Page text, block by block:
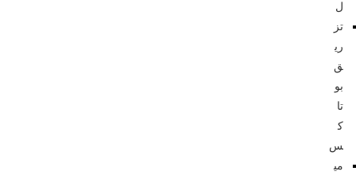
ل
تز
ری
ق
بو
تا
ک
س
می